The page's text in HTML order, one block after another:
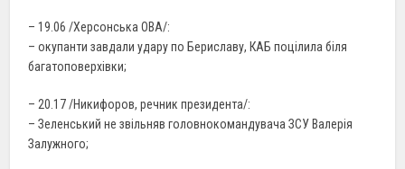
– 19.06 /Херсонська ОВА/:
– окупанти завдали удару по Бериславу, КАБ поцілила біля
багатоповерхівки;
– 20.17 /Никифоров, речник президента/:
– Зеленський не звільняв головнокомандувача ЗСУ Валерія
Залужного;